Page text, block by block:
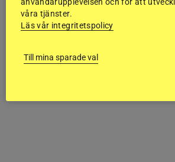
våra tjänster.
Läs vår integritetspolicy
Till mina sparade val